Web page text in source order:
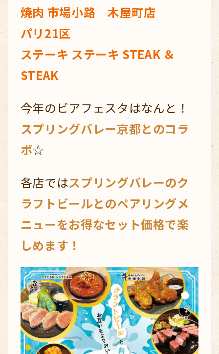
焼肉 市場小路 木屋町店
パリ21区
ステーキ ステーキ STEAK ＆
STEAK
今年のビアフェスタはなんと！
スプリングバレー京都とのコラ
ボ☆
各店ではスプリングバレーのク
ラフトビールとのペアリングメ
ニューをお得なセット価格で楽
しめます！